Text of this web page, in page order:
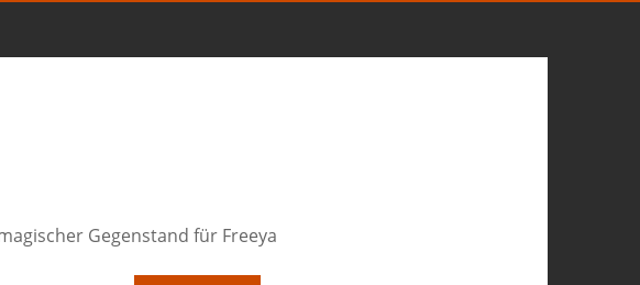
Gegenstand für Freeya